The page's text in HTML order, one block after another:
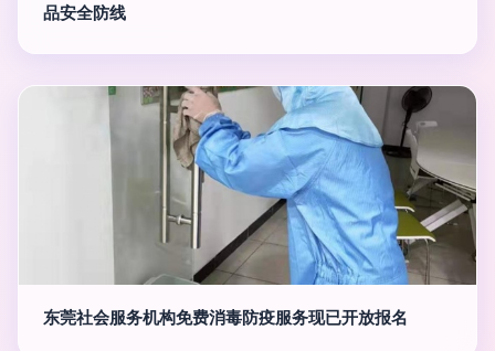
品安全防线
东莞社会服务机构免费消毒防疫服务现已开放报名